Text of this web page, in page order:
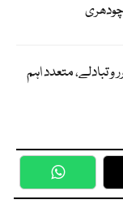
تبادلے، متعدد اہم
WhatsApp